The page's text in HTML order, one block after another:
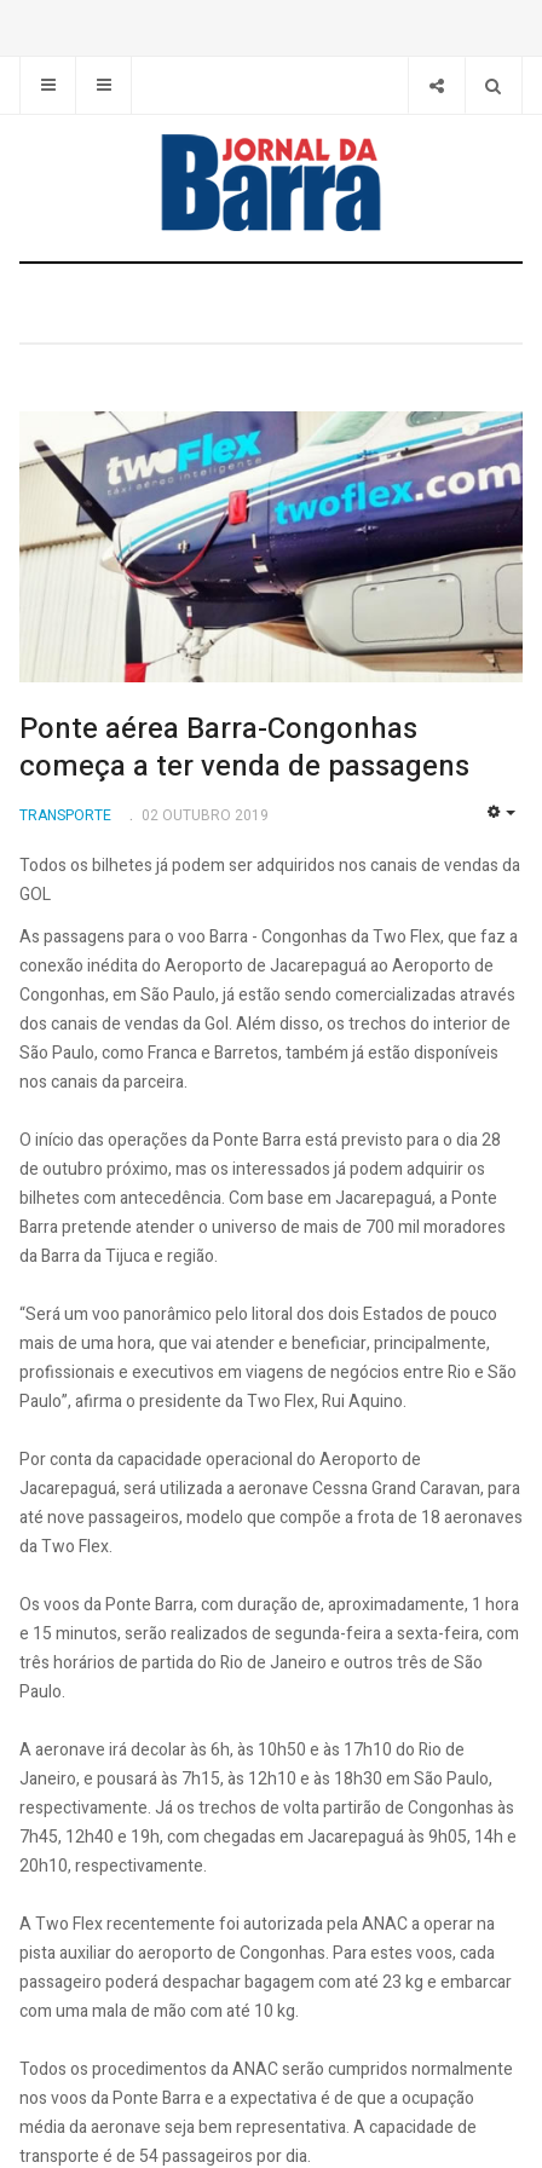
Ponte aérea Barra-Congonhas
começa a ter venda de passagens
TRANSPORTE 02 OUTUBRO 2019
Todos os bilhetes já podem ser adquiridos nos canais de vendas da
GOL
As passagens para o voo Barra - Congonhas da Two Flex, que faz a
conexão inédita do Aeroporto de Jacarepaguá ao Aeroporto de
Congonhas, em São Paulo, já estão sendo comercializadas através
dos canais de vendas da Gol. Além disso, os trechos do interior de
São Paulo, como Franca e Barretos, também já estão disponíveis
nos canais da parceira.
O início das operações da Ponte Barra está previsto para o dia 28
de outubro próximo, mas os interessados já podem adquirir os
bilhetes com antecedência. Com base em Jacarepaguá, a Ponte
Barra pretende atender o universo de mais de 700 mil moradores
da Barra da Tijuca e região.
“Será um voo panorâmico pelo litoral dos dois Estados de pouco
mais de uma hora, que vai atender e beneficiar, principalmente,
profissionais e executivos em viagens de negócios entre Rio e São
Paulo”, afirma o presidente da Two Flex, Rui Aquino.
Por conta da capacidade operacional do Aeroporto de
Jacarepaguá, será utilizada a aeronave Cessna Grand Caravan, para
até nove passageiros, modelo que compõe a frota de 18 aeronaves
da Two Flex.
Os voos da Ponte Barra, com duração de, aproximadamente, 1 hora
e 15 minutos, serão realizados de segunda-feira a sexta-feira, com
três horários de partida do Rio de Janeiro e outros três de São
Paulo.
A aeronave irá decolar às 6h, às 10h50 e às 17h10 do Rio de
Janeiro, e pousará às 7h15, às 12h10 e às 18h30 em São Paulo,
respectivamente. Já os trechos de volta partirão de Congonhas às
7h45, 12h40 e 19h, com chegadas em Jacarepaguá às 9h05, 14h e
20h10, respectivamente.
A Two Flex recentemente foi autorizada pela ANAC a operar na
pista auxiliar do aeroporto de Congonhas. Para estes voos, cada
passageiro poderá despachar bagagem com até 23 kg e embarcar
com uma mala de mão com até 10 kg.
Todos os procedimentos da ANAC serão cumpridos normalmente
nos voos da Ponte Barra e a expectativa é de que a ocupação
média da aeronave seja bem representativa. A capacidade de
transporte é de 54 passageiros por dia.